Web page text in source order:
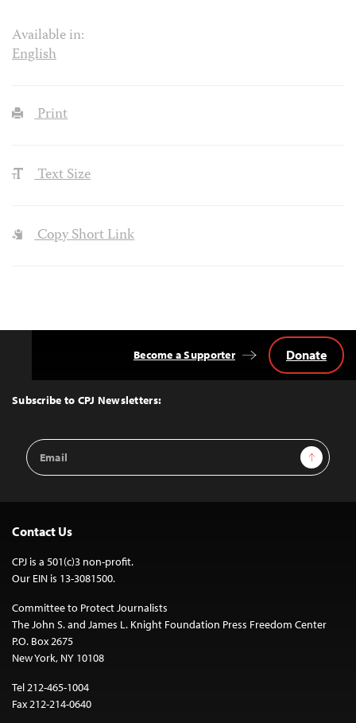
Available in:
English
Print
Text Size
Copy Short Link
Top
Subscribe to CPJ Newsletters:
Email
Address
Sign Up
Become a Supporter Donate
Contact Us
CPJ is a 501(c)3 non-profit.
Our EIN is 13-3081500.
Committee to Protect Journalists
The John S. and James L. Knight Foundation Press Freedom Center
P.O. Box 2675
New York, NY 10108
Tel 212-465-1004
Fax 212-214-0640